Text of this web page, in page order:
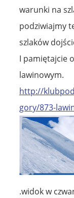
warunki na
podziwiajmy
szlaków
I pamiętajcie
lawinowym.
http://
gory/873-
.widok w